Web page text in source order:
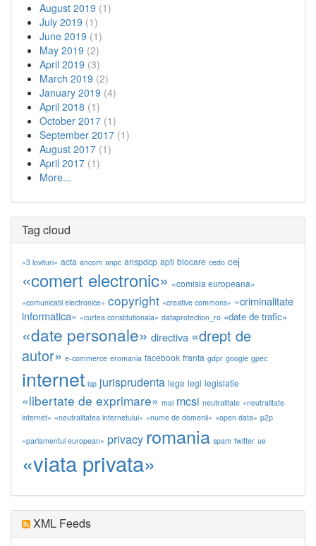
August 2019 (1)
July 2019 (1)
June 2019 (1)
May 2019 (2)
April 2019 (3)
March 2019 (2)
January 2019 (4)
April 2018 (1)
October 2017 (1)
September 2017 (1)
August 2017 (1)
April 2017 (1)
More...
Tag cloud
«3 lovituri» acta ancom anpc anspdcp apti blocare cedo cej
«comert electronic» «comisia europeana»
«comunicatii electronice» copyright «creative commons» «criminalitate
informatica» «curtea constitutionala» dataprotection_ro «date de trafic»
«date personale» directiva «drept de
autor» e-commerce eromania facebook franta gdpr google gpec
internet isp jurisprudenta lege legi legislatie
«libertate de exprimare» mai mcsi neutralitate «neutralitate
internet» «neutralitatea internetului» «nume de domenii» «open data» p2p
«parlamentul european» privacy romania spam twitter ue
«viata privata»
XML Feeds